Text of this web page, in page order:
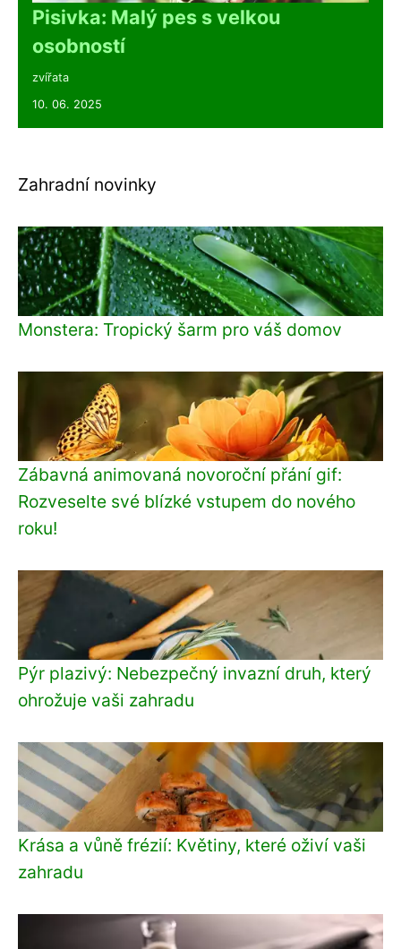
Pisivka: Malý pes s velkou
osobností
zvířata
10. 06. 2025
Zahradní novinky
Monstera: Tropický šarm pro váš domov
Zábavná animovaná novoroční přání gif:
Rozveselte své blízké vstupem do nového
roku!
Pýr plazivý: Nebezpečný invazní druh, který
ohrožuje vaši zahradu
Krása a vůně frézií: Květiny, které oživí vaši
zahradu